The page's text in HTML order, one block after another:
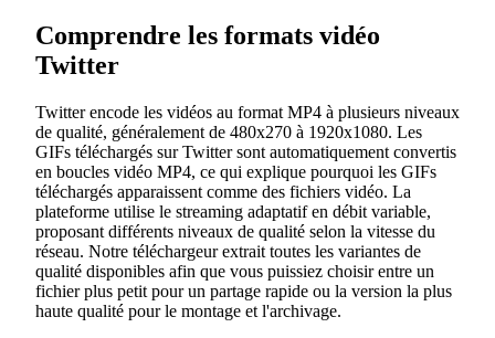
Comprendre les formats vidéo
Twitter
Twitter encode les vidéos au format MP4 à plusieurs niveaux
de qualité, généralement de 480x270 à 1920x1080. Les
GIFs téléchargés sur Twitter sont automatiquement convertis
en boucles vidéo MP4, ce qui explique pourquoi les GIFs
téléchargés apparaissent comme des fichiers vidéo. La
plateforme utilise le streaming adaptatif en débit variable,
proposant différents niveaux de qualité selon la vitesse du
réseau. Notre téléchargeur extrait toutes les variantes de
qualité disponibles afin que vous puissiez choisir entre un
fichier plus petit pour un partage rapide ou la version la plus
haute qualité pour le montage et l'archivage.